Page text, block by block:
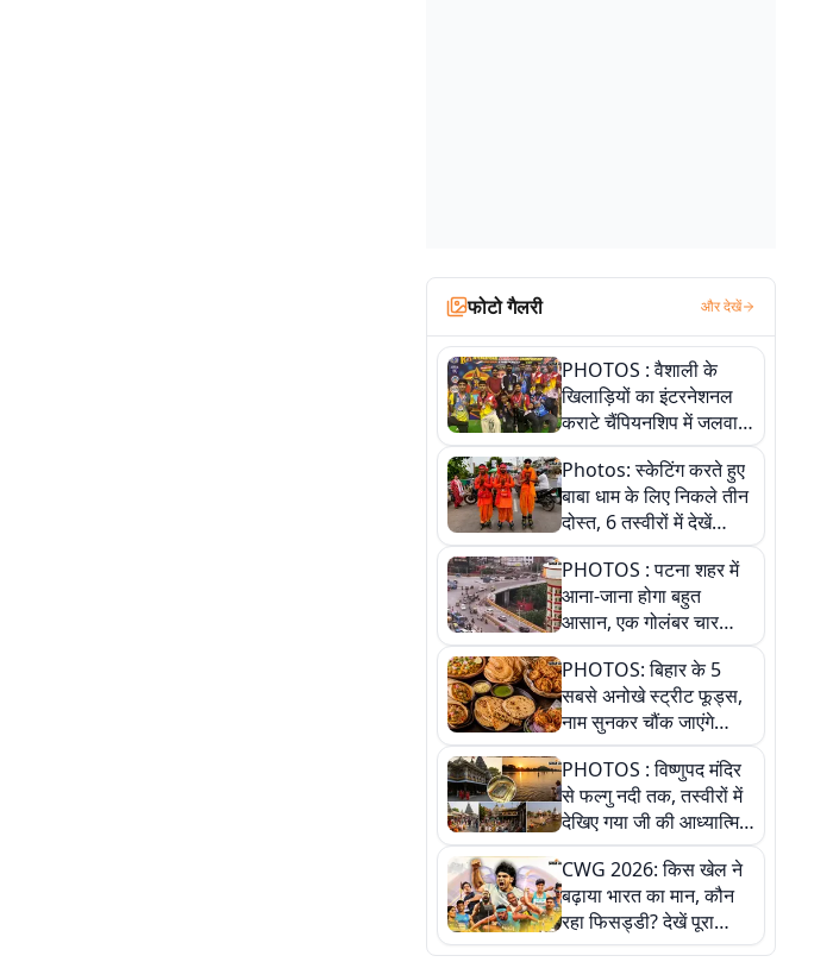
फोटो गैलरी और देखें
PHOTOS : वैशाली के
खिलाड़ियों का इंटरनेशनल
कराटे चैंपियनशिप में जलवा,
जीते 9 पदक, पांच तस्वीर से
देखिए पूरा खेल
Photos: स्केटिंग करते हुए
बाबा धाम के लिए निकले तीन
दोस्त, 6 तस्वीरों में देखें
आस्था और जुनून की कहानी
PHOTOS : पटना शहर में
आना-जाना होगा बहुत
आसान, एक गोलंबर चार
फ्लाईओवर को जोड़ेगा
PHOTOS: बिहार के 5
सबसे अनोखे स्ट्रीट फूड्स,
नाम सुनकर चौंक जाएंगे
लेकिन स्वाद ऐसा कि बार-बार
खाने का करेगा मन
PHOTOS : विष्णुपद मंदिर
से फल्गु नदी तक, तस्वीरों में
देखिए गया जी की आध्यात्मिक
पहचान
CWG 2026: किस खेल ने
बढ़ाया भारत का मान, कौन
रहा फिसड्डी? देखें पूरा
रिपोर्ट कार्ड